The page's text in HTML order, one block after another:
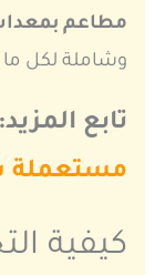
مطاعم
وشاملة لكل
تابع المزيد:
مستعملة
كيفية